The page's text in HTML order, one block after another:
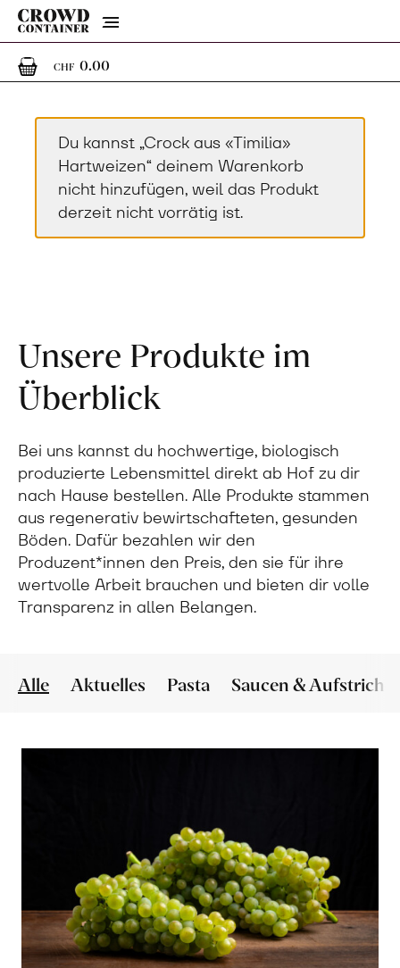
Menu
CHF 0.000 Artikel im Warenkorb
Du kannst „Crock aus «Timilia»
Hartweizen“ deinem Warenkorb
nicht hinzufügen, weil das Produkt
derzeit nicht vorrätig ist.
Unsere Produkte im
Überblick
Bei uns kannst du hochwertige, biologisch
produzierte Lebensmittel direkt ab Hof zu dir
nach Hause bestellen. Alle Produkte stammen
aus regenerativ bewirtschafteten, gesunden
Böden. Dafür bezahlen wir den
Produzent*innen den Preis, den sie für ihre
wertvolle Arbeit brauchen und bieten dir volle
Transparenz in allen Belangen.
Alle Aktuelles Pasta Saucen & Aufstriche